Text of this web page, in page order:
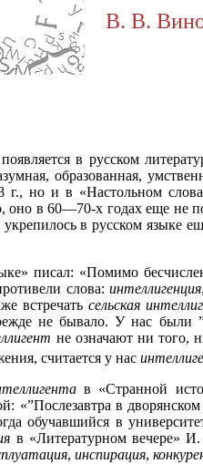
В. В.
в русском
образованная,
но и в «Настольном
оно в 60—70-х годах еще не
укрепилось в русском языке
писал: «Помимо
слова:интеллигенция
встречать сельская
не бывало. У нас были
не означают ни того,
считается у нас
в «Странной
«”Послезавтра в
обучавшийся в
в «Литературном вечере»
, инспирация,